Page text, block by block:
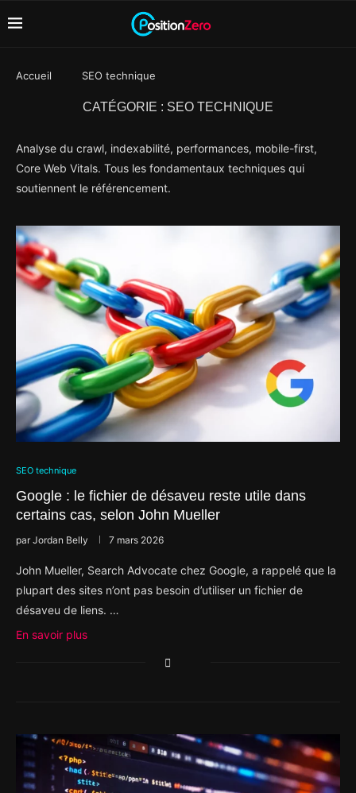
Accueil SEO technique
CATÉGORIE : SEO TECHNIQUE
Analyse du crawl, indexabilité, performances, mobile-first,
Core Web Vitals. Tous les fondamentaux techniques qui
soutiennent le référencement.
SEO technique
Google : le fichier de désaveu reste utile dans
certains cas, selon John Mueller
parJordan Belly 7 mars 2026
John Mueller, Search Advocate chez Google, a rappelé que la
plupart des sites n’ont pas besoin d’utiliser un fichier de
désaveu de liens. …
En savoir plus